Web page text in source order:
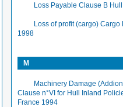
Loss Payable Clause B
Loss of profit (cargo) Cargo
1998
M
Machinery Damage
Clause n°VI for Hull Inland
France 1994